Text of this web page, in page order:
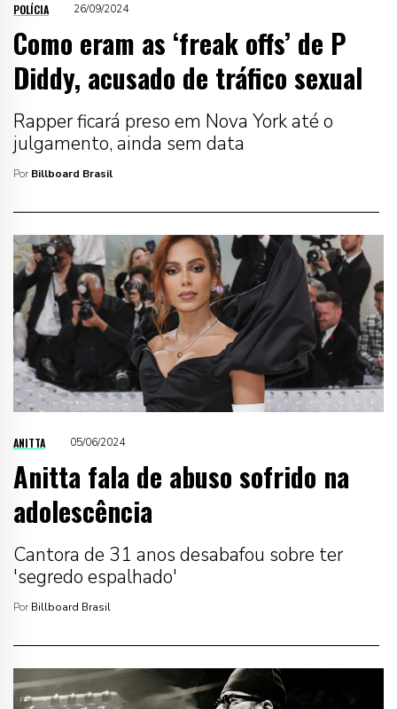
POLÍCIA 26/09/2024
Como eram as ‘freak offs’ de P
Diddy, acusado de tráfico sexual
Rapper ficará preso em Nova York até o
julgamento, ainda sem data
Por Billboard Brasil
ANITTA 05/06/2024
Anitta fala de abuso sofrido na
adolescência
Cantora de 31 anos desabafou sobre ter
'segredo espalhado'
Por Billboard Brasil